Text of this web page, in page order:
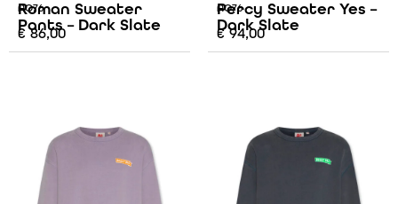
AO76
Roman Sweater
Pants – Dark Slate
€86,00
AO76
Percy Sweater Yes –
Dark Slate
€94,00